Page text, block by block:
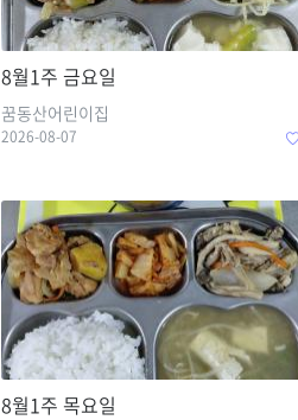
8월1주 금요일
꿈동산어린이집
2026-08-07
8월1주 목요일